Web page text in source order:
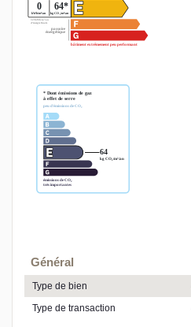
Général
Type de bien
Type de transaction